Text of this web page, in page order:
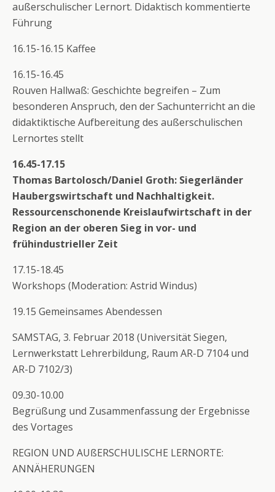
außerschulischer Lernort. Didaktisch kommentierte
Führung
16.15-16.15 Kaffee
16.15-16.45
Rouven Hallwaß: Geschichte begreifen – Zum
besonderen Anspruch, den der Sachunterricht an die
didaktiktische Aufbereitung des außerschulischen
Lernortes stellt
16.45-17.15
Thomas Bartolosch/Daniel Groth: Siegerländer
Haubergswirtschaft und Nachhaltigkeit.
Ressourcenschonende Kreislaufwirtschaft in der
Region an der oberen Sieg in vor- und
frühindustrieller Zeit
17.15-18.45
Workshops (Moderation: Astrid Windus)
19.15 Gemeinsames Abendessen
SAMSTAG, 3. Februar 2018 (Universität Siegen,
Lernwerkstatt Lehrerbildung, Raum AR-D 7104 und
AR-D 7102/3)
09.30-10.00
Begrüßung und Zusammenfassung der Ergebnisse
des Vortages
REGION UND AUßERSCHULISCHE LERNORTE:
ANNÄHERUNGEN